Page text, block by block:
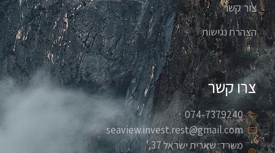
צור קשר
הצהרת נגישות
צרו קשר
074-7379240
seaview.invest.rest@gmail.com
משרד: שארית ישראל 37,